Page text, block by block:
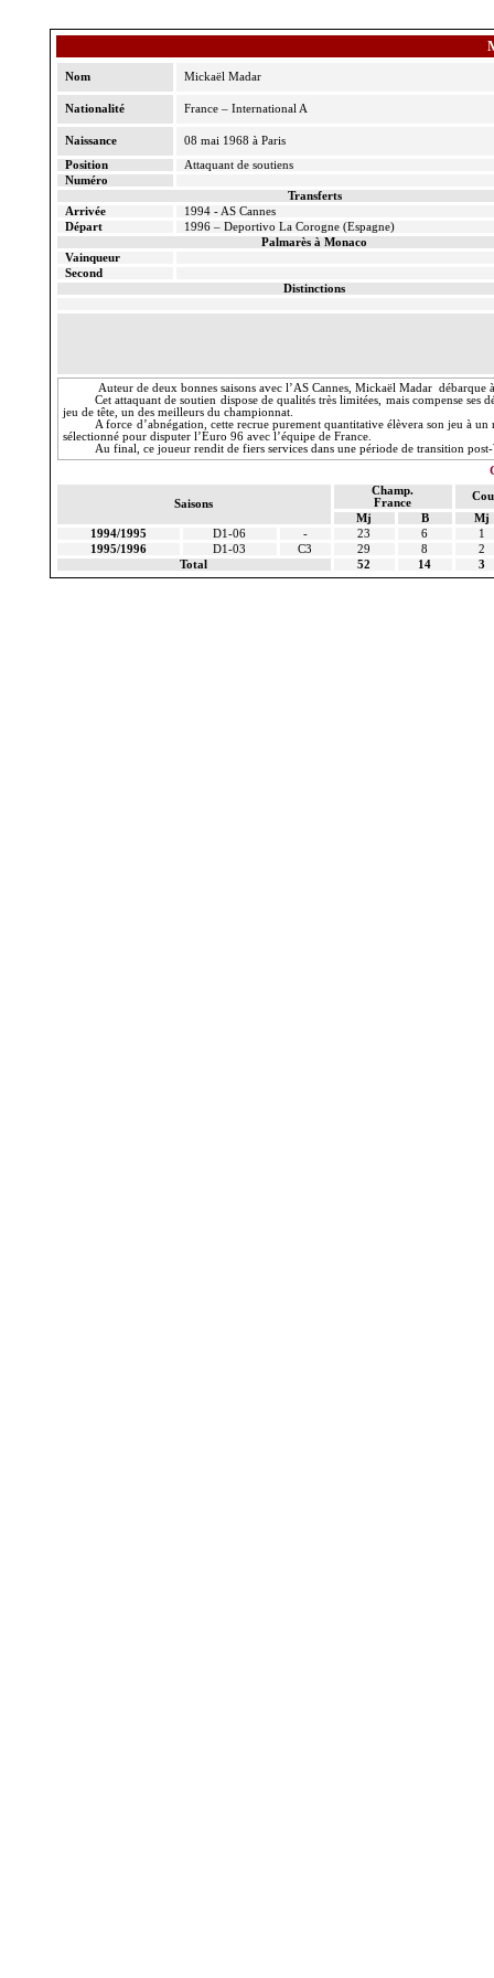
Nom Mickaël Madar
Nationalité France – International A
Naissance
08 mai 1968 à Paris
Position
Attaquant de soutiens
Numéro
Transferts
Arrivée
1994 - AS Cannes
Départ
1996 – Deportivo La Corogne(Espagne)
Palmarès à Monaco
Vainqueur
Second
Distinctions
Auteur de deux bonnes saisons avec l’AS Cannes, Mickaël Madar débarque
Cet attaquant de soutien dispose de qualités très limitées, mais compense
jeu de tête, un des meilleurs du championnat.
A force d’abnégation, cette recrue purement quantitative élèvera son jeu à
sélectionné pour disputer l’Euro 96 avec l’équipe de France.
Au final, ce joueur rendit de fiers services dans une période de transition post-
Saisons
Champ.
France
Mj
B
Mj
1994/1995
D1-06 - 23 6
1
1995/1996
D1-03 C3 29 8
2
Total
52 14 3